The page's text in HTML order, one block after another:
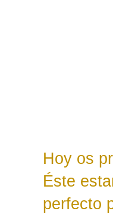
Hoy os
Éste
perfecto